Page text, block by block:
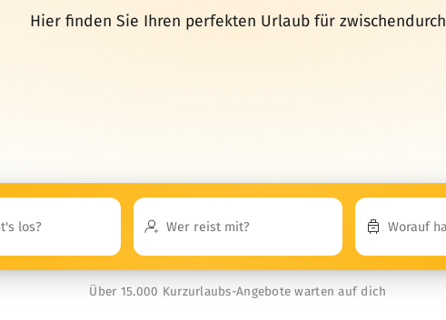
Hier finden Sie Ihren perfekten Urlaub für zwischendurch
Über 15.000 Kurzurlaubs-Angebote warten auf dich